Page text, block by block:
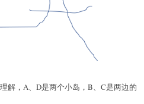
解，A、D是两个小岛，B、C是两边的